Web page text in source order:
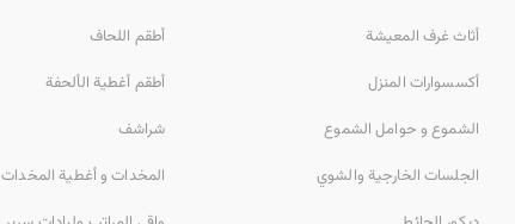
أثاث غرف المعيشة
أكسسوارات المنزل
الشموع و حوامل الشموع
الجلسات الخارجية والشوي
أطقم اللحاف
أطقم أغطية الألحفة
شراشف
المخدات و أغطية المخدات